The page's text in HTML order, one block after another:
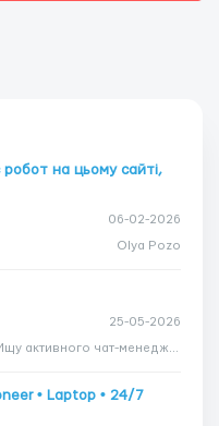
на цьому сайті,
06-02-2026
Olya Pozo
25-05-2026
• Laptop • 24/7